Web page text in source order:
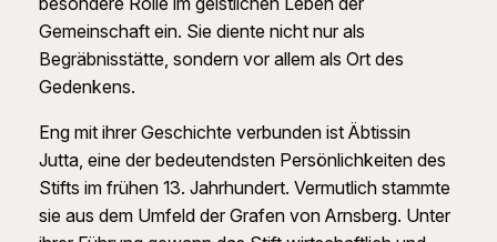
Gemeinschaft ein. Sie diente nicht nur als
Begräbnisstätte, sondern vor allem als Ort des
Gedenkens.
Eng mit ihrer Geschichte verbunden ist Äbtissin
Jutta, eine der bedeutendsten Persönlichkeiten des
Stifts im frühen 13. Jahrhundert. Vermutlich stammte
sie aus dem Umfeld der Grafen von Arnsberg. Unter